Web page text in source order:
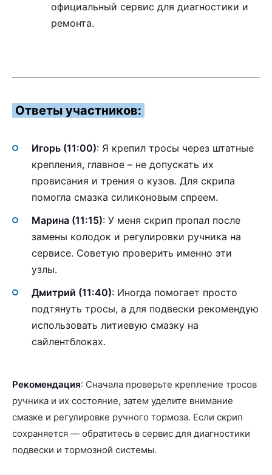
официальный сервис для диагностики и
ремонта.
Ответы участников:
Игорь (11:00): Я крепил тросы через штатные
крепления, главное – не допускать их
провисания и трения о кузов. Для скрипа
помогла смазка силиконовым спреем.
Марина (11:15): У меня скрип пропал после
замены колодок и регулировки ручника на
сервисе. Советую проверить именно эти
узлы.
Дмитрий (11:40): Иногда помогает просто
подтянуть тросы, а для подвески рекомендую
использовать литиевую смазку на
сайлентблоках.
Рекомендация: Сначала проверьте крепление тросов
ручника и их состояние, затем уделите внимание
смазке и регулировке ручного тормоза. Если скрип
сохраняется — обратитесь в сервис для диагностики
подвески и тормозной системы.